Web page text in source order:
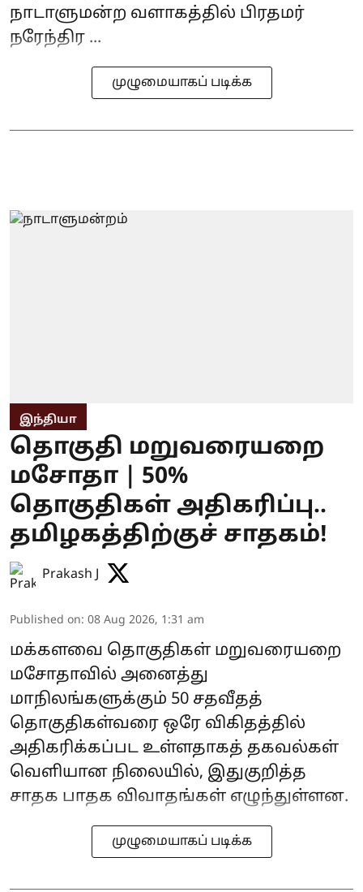
நாடாளுமன்ற வளாகத்தில் பிரதமர்
நரேந்திர ...
முழுமையாகப் படிக்க
இந்தியா
தொகுதி மறுவரையறை
மசோதா | 50%
தொகுதிகள் அதிகரிப்பு..
தமிழகத்திற்குச் சாதகம்!
Prakash J
Published on: 08 Aug 2026, 1:31 am
மக்களவை தொகுதிகள் மறுவரையறை
மசோதாவில் அனைத்து
மாநிலங்களுக்கும் 50 சதவீதத்
தொகுதிகள்வரை ஒரே விகிதத்தில்
அதிகரிக்கப்பட உள்ளதாகத் தகவல்கள்
வெளியான நிலையில், இதுகுறித்த
சாதக பாதக விவாதங்கள் எழுந்துள்ளன.
முழுமையாகப் படிக்க